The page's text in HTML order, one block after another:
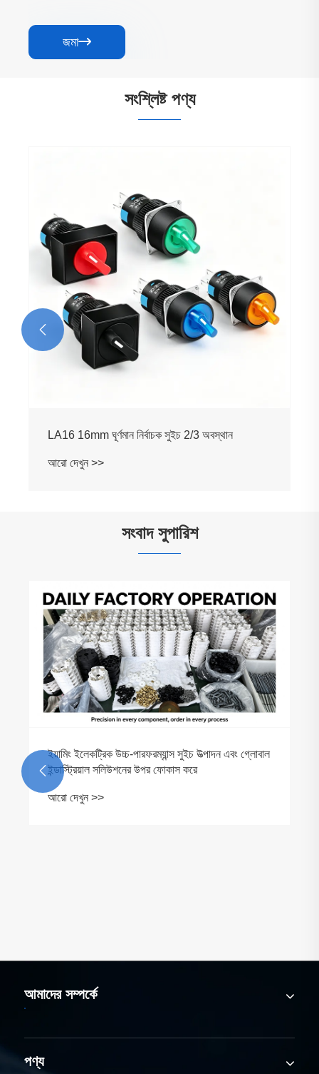
জমা
সংশ্লিষ্ট পণ্য
LA16 সিরিজ কী লক রোটারি সুইচ
আরো দেখুন >>

সংবাদ সুপারিশ
কিভাবে LW2-10 রোটারি ক্যাম সুইচ বৈদ্যুতিক নিয়ন্ত্রণ
নির্ভরযোগ্যতা উন্নত করে?
আরো দেখুন >>

আমাদের সম্পর্কে
পণ্য